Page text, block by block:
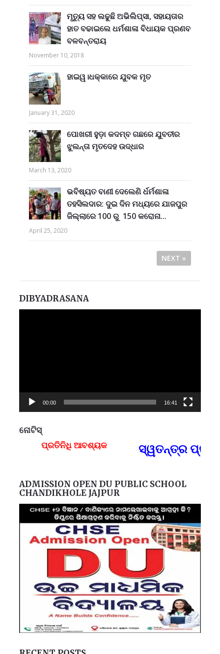
ମୃତ୍ୟୁ ସହ ଲଢୁଛି ଅଭିଲିପ୍ସା, ସହାୟତାର
ହାତ ବଢାଇଲେ ଧର୍ମଶାଳା ବିଧାୟକ ପ୍ରଣବ
ବଳବନ୍ତରାୟ
November 10, 2018
ହାଇୱ।ଧକ୍କାରେ ଯୁବକ ମୃତ
January 31, 2020
ପୋଖରୀ ହୁଡ଼ା କଦମ୍ବ ଗଛରେ ଯୁବତୀର
ଝୁଲନ୍ତା ମୃତଦେହ ଉଦ୍ଧାର
March 13, 2020
ଭବିଷ୍ୟତ ବାଣୀ ଦେଲେଣି ର୍ଧର୍ମଶାଳା
ତହସିଲଦାର: ଦୁଇ ଦିନ ମଧ୍ୟରେ ଯାଜପୁର
ଜିଲ୍ଲାରେ 100 ରୁ 150 କରୋନା...
April 25, 2020
NEXT »
DIBYADRASANA
00:00 16:41
ନୋଟିସ୍
ପ୍ରତିନିଧି ଆବଶ୍ୟକ
ସ୍ୱତନ୍ତ୍ର
ADMISSION OPEN DU PUBLIC SCHOOL
CHANDIKHOLE JAJPUR